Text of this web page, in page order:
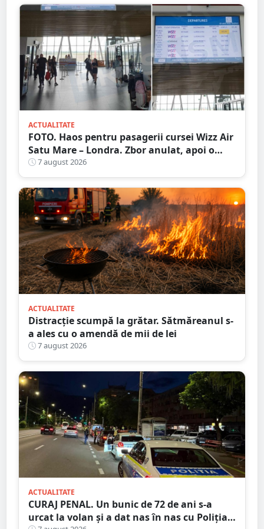
ACTUALITATE
FOTO. Haos pentru pasagerii cursei Wizz Air
Satu Mare – Londra. Zbor anulat, apoi o
nouă întârziere. Fără explicații clare
7 august 2026
ACTUALITATE
Distracție scumpă la grătar. Sătmăreanul s-
a ales cu o amendă de mii de lei
7 august 2026
ACTUALITATE
CURAJ PENAL. Un bunic de 72 de ani s-a
urcat la volan și a dat nas în nas cu Poliția